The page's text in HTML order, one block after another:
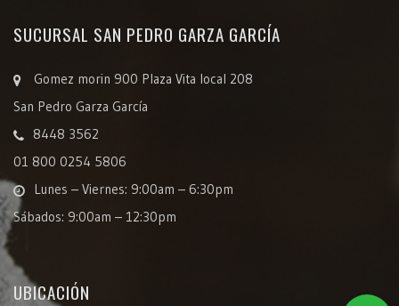
SUCURSAL SAN PEDRO GARZA GARCÍA
Gomez morin 900 Plaza Vita local 208
San Pedro Garza García
8448 3562
01 800 0254 5806
Lunes – Viernes: 9:00am – 6:30pm
Sábados: 9:00am – 12:30pm
UBICACIÓN